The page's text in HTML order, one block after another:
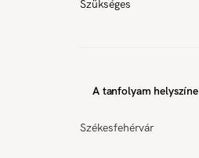
Szükséges
A tanfolyam helyszíne
Székesfehérvár